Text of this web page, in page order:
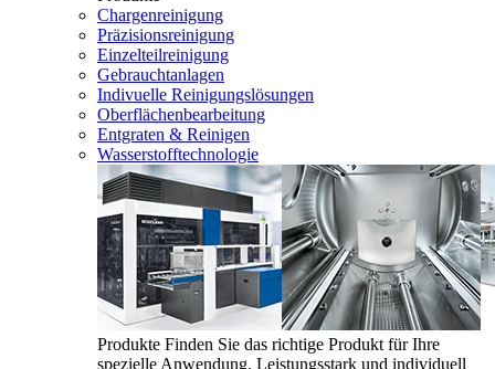
Chargenreinigung
Präzisionsreinigung
Einzelteilreinigung
Gebrauchtanlagen
Indivuelle Reinigungslösungen
Oberflächenbearbeitung
Entgraten & Reinigen
Wasserstofftechnologie
Produkte Finden Sie das richtige Produkt für Ihre
spezielle Anwendung. Leistungsstark und individuell